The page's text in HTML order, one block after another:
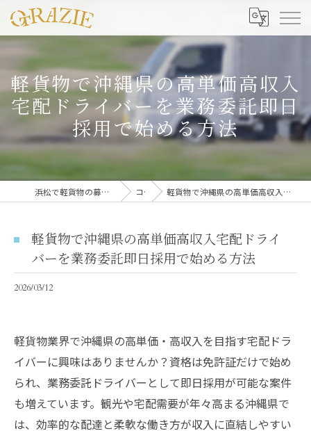
軽貨物で沖縄県の高単価高収入
宅配ドライバーを業務委託即日
採用で始める方法
浜松で軽貨物の募集なら合同会社グラッツェ運送 コラム 軽貨物で沖縄県の高単価高収入宅配ドライバーを業務委託即日採用で始める方法
軽貨物で沖縄県の高単価高収入宅配ドライ
バーを業務委託即日採用で始める方法
2026/03/12
軽貨物業界で沖縄県の高単価・高収入を目指す宅配ドラ
イバーに興味はありませんか？資格は免許証だけで始め
られ、業務委託ドライバーとして即日採用が可能な案件
も増えています。観光や宅配需要が年々高まる沖縄県で
は、効率的な配達と柔軟な働き方が収入に直結しやすい